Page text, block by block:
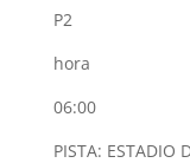
P2
hora
06:00
PISTA: ESTADIO